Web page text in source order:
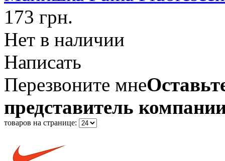
173 грн.
Нет в наличии
Написать
Перезвоните мне
представитель
товаров на странице: